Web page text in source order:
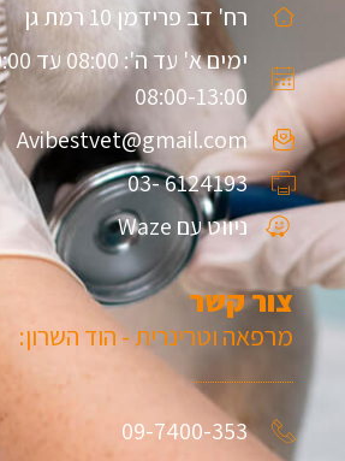
רח' דב פרידמן 10 רמת גן
08:00-13:00
Avibestvet@gmail.com
6124193 -03
ניווט עם Waze
צור קשר
מרפאה וטרינרית - הוד השרון:
09-7400-353